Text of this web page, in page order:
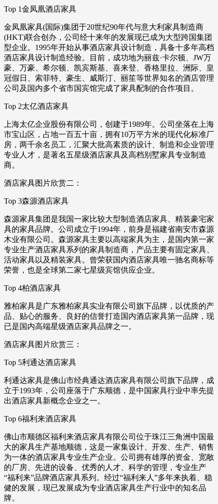
Top 1金凤凰酒店家具
金凤凰家具(国际)集团于20世纪90年代与意大利家具制造商
(HKT)联合创办，公司经十来年的发展现已成为大型跨国集团
型企业。1995年开始从事酒店家具设计制造，具备十多年高档
酒店家具设计制造经验。目前，成功地为丽兹·卡尔顿、JW万
豪、万豪、希尔顿、凯宾斯基、喜来登、香格里拉、洲际、皇
冠假日、索菲特、豪生、威斯汀、丽笙等世界知名的酒店管理
公司及国内多个省市国宾馆完成了家具配制的合作项目。
Top 2太亿酒店家具
上海太亿企业股份有限公司，创建于1989年。公司坐落在上海
市宝山区，占地一百五十亩，拥有10万平方米的现代化标准厂
房，两千余名员工，汇聚大批高素质的设计、制造和企业管理
专业人才，是著名五星级酒店家具及高档别墅家具专业制造
商。
酒店家具图片欣赏二：
Top 3森源酒店家具
森源家具集团是我国一家比较大型制造酒店家具、精装豪宅家
具的家具品牌。公司成立于1994年，前身是福建省南安市森源
木业有限公司。森源家具主要以高端家具为主，是国内第一家
专业生产酒店家具系列的家具制造商，产品主要有固定家具、
活动家具以及精装家具。曾荣获国内酒店家具唯一驰名商标等
荣誉，也是全球第二家七星级宾馆供应企业。
Top 4柏酒店家具
雅柏家具是广东雅柏家具实业有限公司旗下品牌，以优质的产
品、贴心的服务、良好的信誉打造国内酒店家具第一品牌，现
已是国内高端星级酒店家具品牌之一。
酒店家具图片欣赏三：
Top 5利通达酒店家具
利通达家具是佛山市经典通达酒店家具有限公司旗下品牌，成
立于1993年，公司座落于广东顺德，是中国家具行业中率先提
出酒店家具新概念企业之一。
Top 6福利来酒店家具
佛山市顺德区福利来酒店家具有限公司位于珠江三角洲中国最
大的家具生产基地顺德，这是一家集设计、开发、生产、销售
为一体的酒店家具专业生产企业。公司拥有雄厚的资金、宽敞
的厂房、先进的设备、优秀的人才、科学的管理，专业生产
“福利来”品牌酒店家具系列。经过“福利来人”多年来执着、稳
健的发展，现已发展成为专业酒店家具生产行业中的知名品
牌。